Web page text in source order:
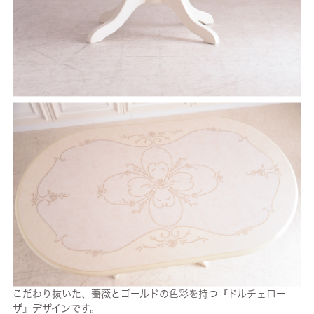
こだわり抜いた、薔薇とゴールドの色彩を持つ『ドルチェロー
ザ』デザインです。